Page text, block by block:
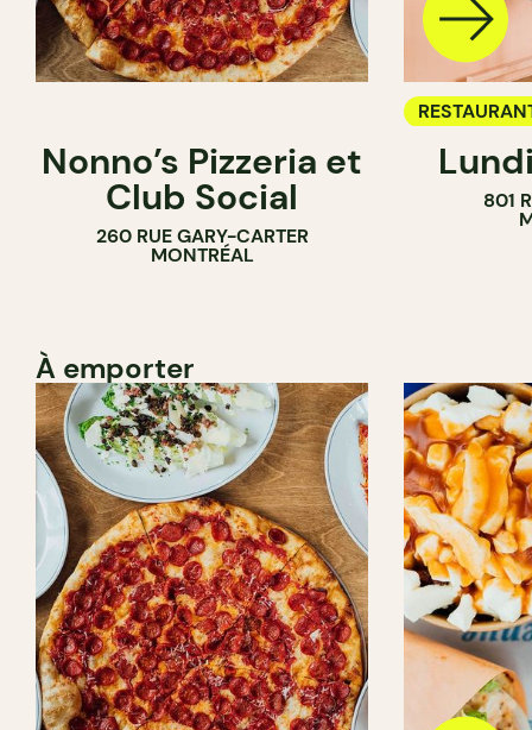
Nonno’s Pizzeria et
Club Social
260 RUE GARY-CARTER
MONTRÉAL
BAR À VIN
801
À emporter